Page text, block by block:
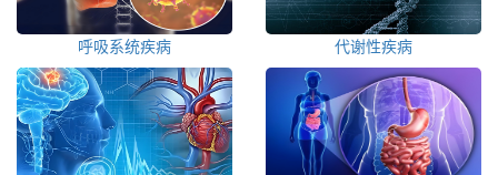
呼吸系统疾病 代谢性疾病